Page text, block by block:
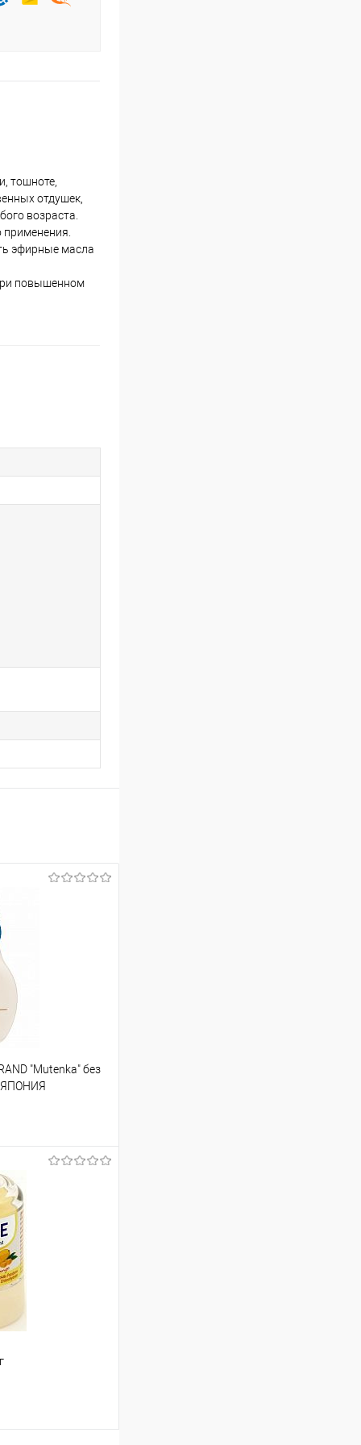
тошноте,
отдушек,
возраста.
эфирные масла
повышенном
"Mutenka" без
ЯПОНИЯ
указана в корзине и
общая сумма